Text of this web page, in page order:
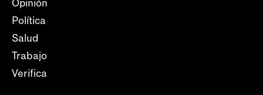
Opinión
Política
Salud
Trabajo
Verifica